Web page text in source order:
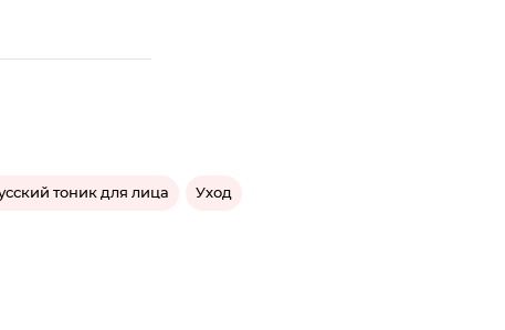
тоник для лица Уход